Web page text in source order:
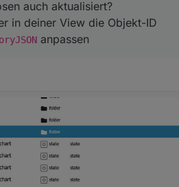
auch aktualisiert?
in deiner View die Objekt-ID
anpassen